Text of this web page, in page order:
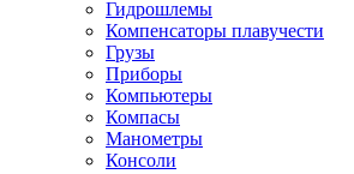
Гидрошлемы
Компенсаторы плавучести
Грузы
Приборы
Компьютеры
Компасы
Манометры
Консоли